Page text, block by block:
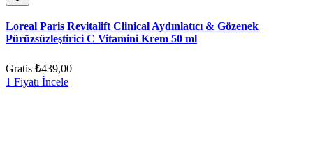
Loreal Paris Revitalift Clinical Aydınlatıcı & Gözenek
Pürüzsüzleştirici C Vitamini Krem 50 ml
Gratis ₺439,00
1 Fiyatı İncele